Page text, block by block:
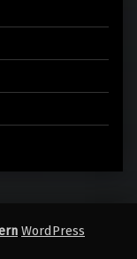
WordPress